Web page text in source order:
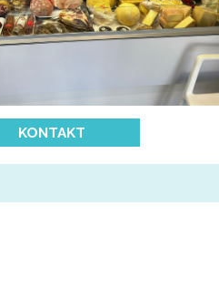
KONTAKT